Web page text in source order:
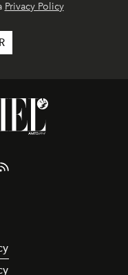
Privacy Policy